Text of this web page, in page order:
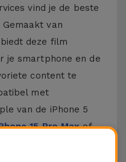
vind je de beste
van
deze film
je smartphone en de
content te
met
van de iPhone 5
15 Pro Maxof